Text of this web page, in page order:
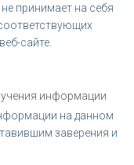
принимает на себя
сайте.
информации
на данном
заверения и